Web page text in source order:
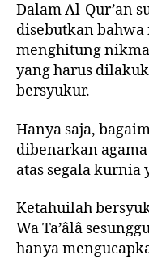
Dalam Al-Qur’an
disebutkan
menghitung
yang harus
bersyukur.
Hanya saja,
dibenarkan
atas segala kurnia
Ketahuilah
Wa Ta’âlâ
hanya